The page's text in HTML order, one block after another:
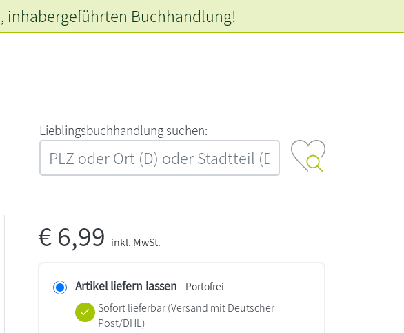
L‍i‍e‍b‍l‍i‍n‍g‍s‍b‍u‍c‍h‍h‍a‍n‍d‍l‍u‍n‍g‍ ‍s‍u‍c‍h‍e‍n‍:‍
, inhabergeführten Buchhandlung!
€6,99 inkl. MwSt.
Artikel liefern lassen - Portofrei
Sofort lieferbar(Versand mit Deutscher
Post/DHL)